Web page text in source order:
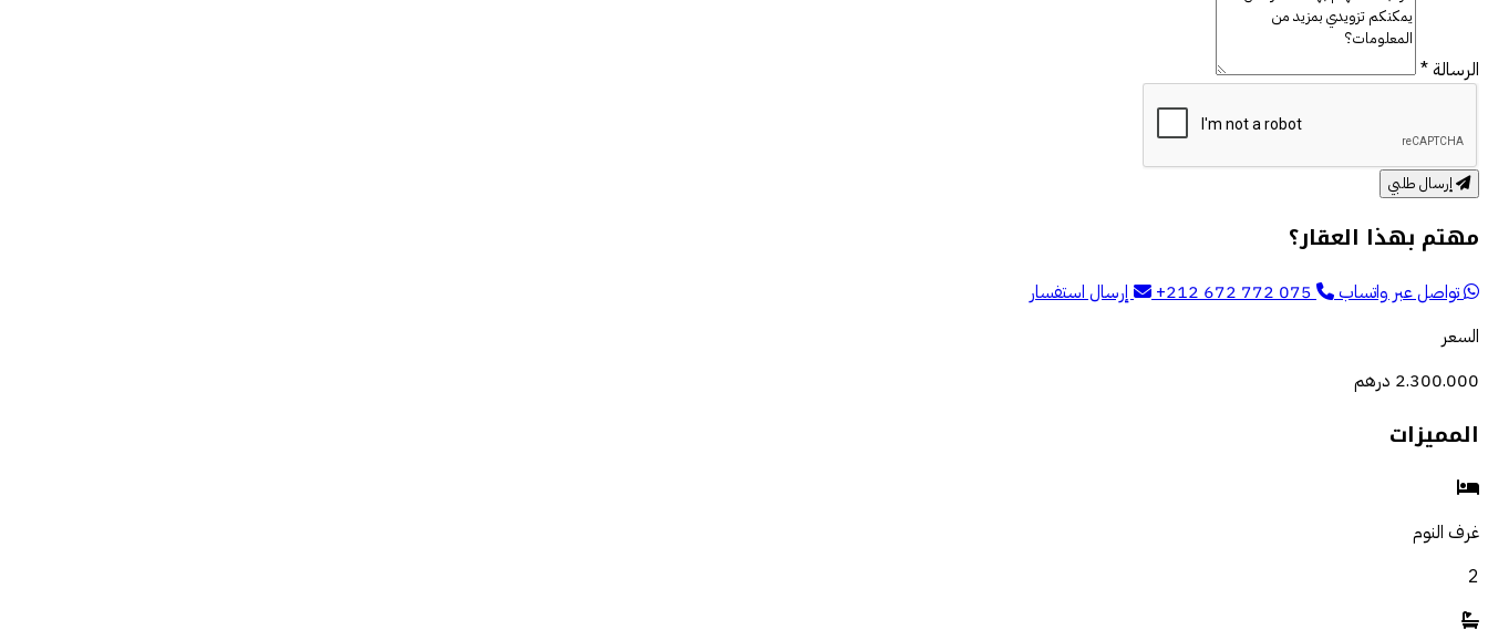
الرسالة *
إرسال طلبي
مهتم بهذا العقار؟
تواصل عبر واتساب +212 672 772 075
إرسال استفسار
السعر
2.300.000 درهم
المميزات
غرف النوم
2